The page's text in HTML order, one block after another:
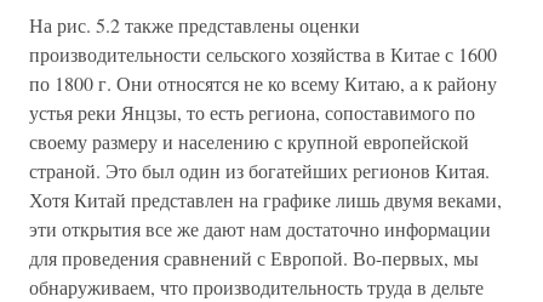
На рис. 5.2 также представлены оценки
производительности сельского хозяйства в Китае с 1600
по 1800 г. Они относятся не ко всему Китаю, а к району
устья реки Янцзы, то есть региона, сопоставимого по
своему размеру и населению с крупной европейской
страной. Это был один из богатейших регионов Китая.
Хотя Китай представлен на графике лишь двумя веками,
эти открытия все же дают нам достаточно информации
для проведения сравнений с Европой. Во-первых, мы
обнаруживаем, что производительность труда в дельте